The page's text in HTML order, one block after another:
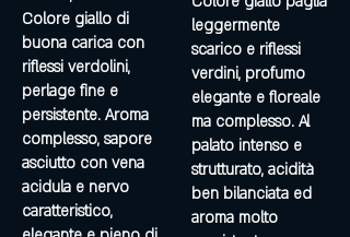
Colore giallo di
buona carica con
riflessi verdolini,
perlage fine e
persistente. Aroma
complesso, sapore
asciutto con vena
acidula e nervo
caratteristico,
leggermente
scarico e riflessi
verdini, profumo
elegante e floreale
ma complesso. Al
palato intenso e
strutturato, acidità
ben bilanciata ed
aroma molto